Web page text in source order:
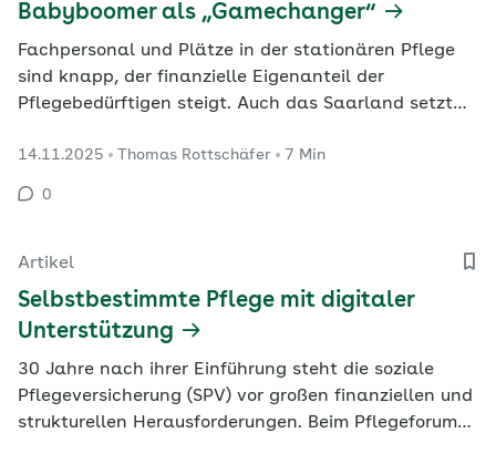
Babyboomer als „Gamechanger“
Fachpersonal und Plätze in der stationären Pflege
sind knapp, der finanzielle Eigenanteil der
Pflegebedürftigen steigt. Auch das Saarland setzt
Pflegebedürftigkeit zu vermeiden oder
hinauszuzögern. Auf der Veranstaltung „AOK im
14.11.2025 Thomas Rottschäfer 7 Min
0
Artikel
Selbstbestimmte Pflege mit digitaler
Unterstützung
30 Jahre nach ihrer Einführung steht die soziale
Pflegeversicherung (SPV) vor großen finanziellen und
strukturellen Herausforderungen. Beim Pflegeforum